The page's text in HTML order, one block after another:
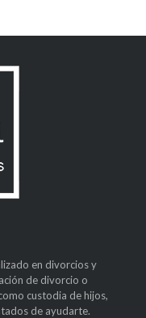
en divorcios y
de divorcio o
custodia de hijos,
de ayudarte.